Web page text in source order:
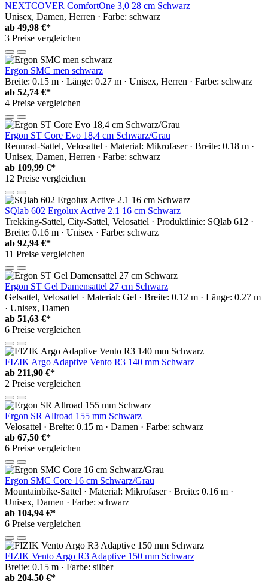
NEXTCOVER ComfortOne 3,0 28 cm Schwarz
Unisex, Damen, Herren · Farbe: schwarz
ab 49,98 €*
3 Preise vergleichen
Ergon SMC men schwarz
Breite: 0.15 m · Länge: 0.27 m · Unisex, Herren · Farbe: schwarz
ab 52,74 €*
4 Preise vergleichen
Ergon ST Core Evo 18,4 cm Schwarz/Grau
Rennrad-Sattel, Velosattel · Material: Mikrofaser · Breite: 0.18 m ·
Unisex, Damen, Herren · Farbe: schwarz
ab 109,99 €*
12 Preise vergleichen
SQlab 602 Ergolux Active 2.1 16 cm Schwarz
Trekking-Sattel, City-Sattel, Velosattel · Produktlinie: SQlab 612 ·
Breite: 0.16 m · Unisex · Farbe: schwarz
ab 92,94 €*
11 Preise vergleichen
Ergon ST Gel Damensattel 27 cm Schwarz
Gelsattel, Velosattel · Material: Gel · Breite: 0.12 m · Länge: 0.27 m
· Unisex, Damen
ab 51,63 €*
6 Preise vergleichen
FIZIK Argo Adaptive Vento R3 140 mm Schwarz
ab 211,90 €*
2 Preise vergleichen
Ergon SR Allroad 155 mm Schwarz
Velosattel · Breite: 0.15 m · Damen · Farbe: schwarz
ab 67,50 €*
6 Preise vergleichen
Ergon SMC Core 16 cm Schwarz/Grau
Mountainbike-Sattel · Material: Mikrofaser · Breite: 0.16 m ·
Unisex, Damen · Farbe: schwarz
ab 104,94 €*
6 Preise vergleichen
FIZIK Vento Argo R3 Adaptive 150 mm Schwarz
Breite: 0.15 m · Farbe: silber
ab 204,50 €*